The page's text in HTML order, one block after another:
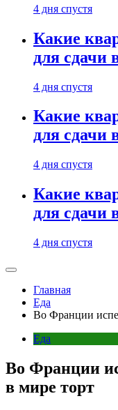
4 дня спустя
Какие
для сдачи
4 дня спустя
Какие
для сдачи
4 дня спустя
Какие
для сдачи
4 дня спустя
Главная
Еда
Во Франции
Еда
Во Франции
в мире торт